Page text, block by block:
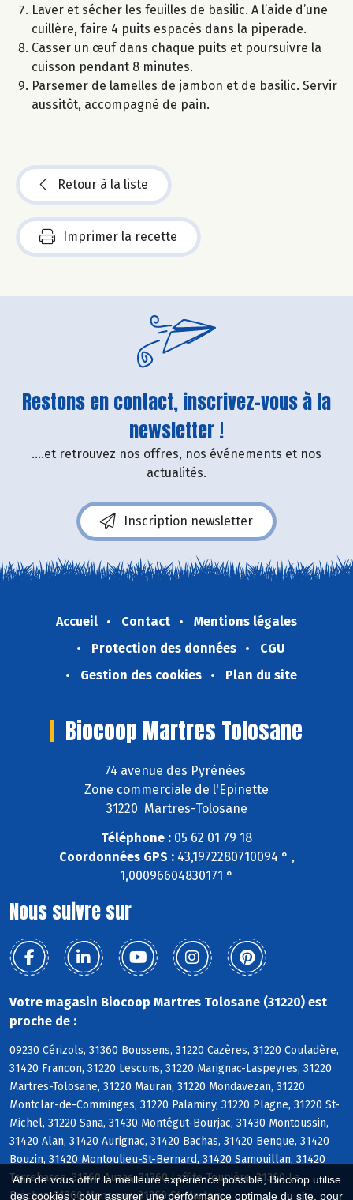
Afin de vous offrir la meilleure expérience possible, Biocoop utilise
des cookies : pour assurer une performance optimale du site, pour
Laver et sécher les feuilles de basilic. A l’aide d’une
cuillère, faire 4 puits espacés dans la piperade.
Casser un œuf dans chaque puits et poursuivre la
cuisson pendant 8 minutes.
Parsemer de lamelles de jambon et de basilic. Servir
aussitôt, accompagné de pain.
Retour à la liste
Imprimer la recette
Restons en contact, inscrivez-vous à la
newsletter !
....et retrouvez nos offres, nos événements et nos
actualités.
Inscription newsletter
Accueil Contact
Mentions légales
Protection des données
CGU
Gestion des cookies
Plan du site
Biocoop Martres Tolosane
74 avenue des Pyrénées
Zone commerciale de l'Epinette
31220 Martres-Tolosane
Téléphone : 05 62 01 79 18
Coordonnées GPS :43,1972280710094 ° ,
1,00096604830171 °
Nous suivre sur
Votre magasin Biocoop Martres Tolosane (31220) est
proche de :
09230 Cérizols, 31360 Boussens, 31220 Cazères, 31220 Couladère,
31420 Francon, 31220 Lescuns, 31220 Marignac-Laspeyres, 31220
Martres-Tolosane, 31220 Mauran, 31220 Mondavezan, 31220
Montclar-de-Comminges, 31220 Palaminy, 31220 Plagne, 31220 St-
Michel, 31220 Sana, 31430 Montégut-Bourjac, 31430 Montoussin,
31420 Alan, 31420 Aurignac, 31420 Bachas, 31420 Benque, 31420
Bouzin, 31420 Montoulieu-St-Bernard, 31420 Samouillan, 31420
Terrebasse, 31360 Auzas, 31360 Laffite-Toupière, 31360 Le
Fréchet, 31360 Mancioux, 31360 St-Martory